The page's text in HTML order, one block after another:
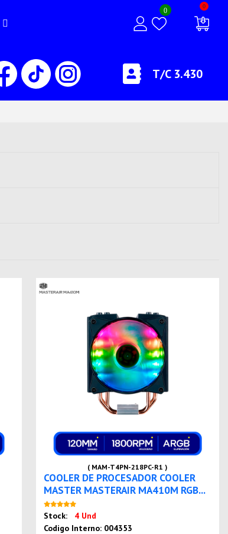
0
0
T/C 3.430
( MAM-T4PN-218PC-R1 )
COOLER DE PROCESADOR COOLER
MASTER MASTERAIR MA410M RGB...
Stock:
4 Und
Codigo Interno: 004353